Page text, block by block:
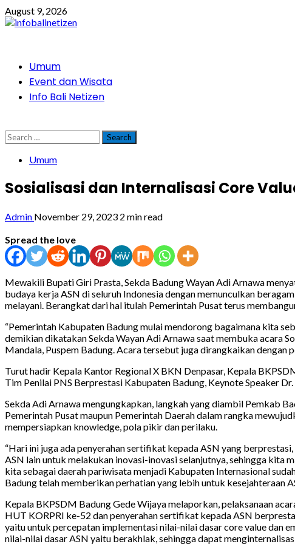
Skip
to
August 9, 2026
PrimaryUmum
Event dan Wisata
Info Bali Netizen
Search
for:
Umum
Sosialisasi dan Internalisasi Core
Admin November 29, 2023 2 min read
Spread the love
Mewakili Bupati Giri Prasta, Sekda Badung Wayan Adi Arnawa
budaya kerja ASN di seluruh Indonesia dengan memunculkan
melayani. Berangkat dari hal itulah Pemerintah Pusat terus
“Pemerintah Kabupaten Badung mulai mendorong bagaimana kita
demikian dikatakan Sekda Wayan Adi Arnawa saat membuka acara
Mandala, Puspem Badung. Acara tersebut juga dirangkaikan
Turut hadir Kepala Kantor Regional X BKN Denpasar, Kepala
Tim Penilai PNS Berprestasi Kabupaten Badung, Keynote Speaker
Sekda Adi Arnawa mengungkapkan, langkah yang diambil Pemkab
Pemerintah Pusat maupun Pemerintah Daerah dalam rangka
mempersiapkan knowledge, pola pikir dan perilaku.
“Hari ini juga ada penyerahan sertifikat kepada ASN yang
ASN lain untuk melakukan inovasi-inovasi selanjutnya, sehingga
kita sebagai daerah pariwisata menjadi Kabupaten Internasional
Badung telah memberikan perhatian yang lebih untuk kesejahteraan
Kepala BKPSDM Badung Gede Wijaya melaporkan, pelaksanaan
HUT KORPRI ke-52 dan penyerahan sertifikat kepada ASN
yaitu untuk percepatan implementasi nilai-nilai dasar core value dan
nilai-nilai dasar ASN yaitu berakhlak, sehingga dapat